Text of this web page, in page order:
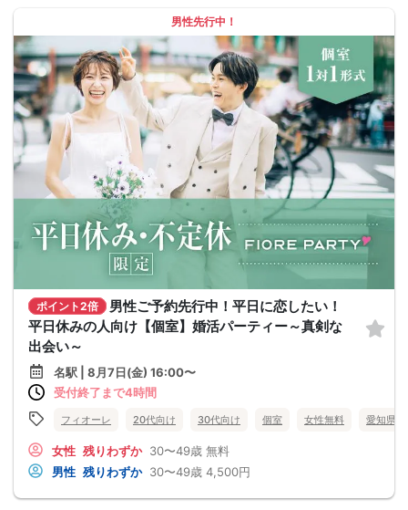
男性先行中！
ポイント2倍
男性ご予約先行中！平日に恋したい！
平日休みの人向け【個室】婚活パーティー～真剣な
出会い～
名駅 | 8月7日(金) 16:00〜
受付終了まで4時間
フィオーレ 20代向け 30代向け 個室 女性無料 愛知県
女性 残りわずか 30〜49歳 無料
男性 残りわずか 30〜49歳 4,500円